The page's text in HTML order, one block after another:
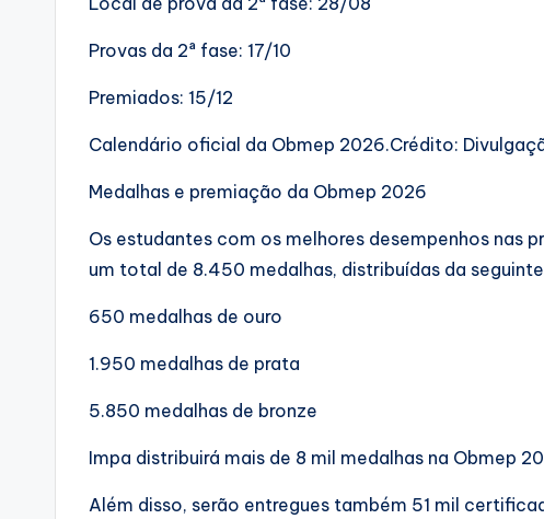
Provas da 2ª fase: 17/10
Premiados: 15/12
Calendário oficial da Obmep 2026.Crédito:
Medalhas e premiação da Obmep 2026
Os estudantes com os melhores desempenhos nas
um total de 8.450 medalhas, distribuídas da
650 medalhas de ouro
1.950 medalhas de prata
5.850 medalhas de bronze
Impa distribuirá mais de 8 mil medalhas na Obmep
Além disso, serão entregues também 51 mil